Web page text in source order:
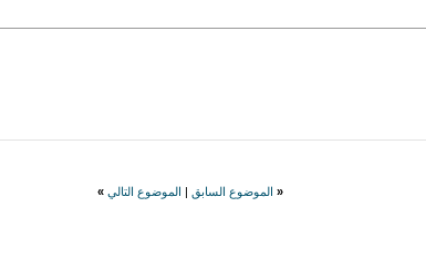
« الموضوع السابق الموضوع التالي »